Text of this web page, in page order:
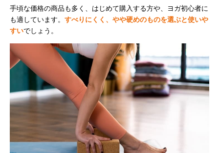
手頃な価格の商品も多く、はじめて購入する方や、ヨガ初心者に
も適しています。 すべりにくく、やや硬めのものを選ぶと使いや
すいでしょう。